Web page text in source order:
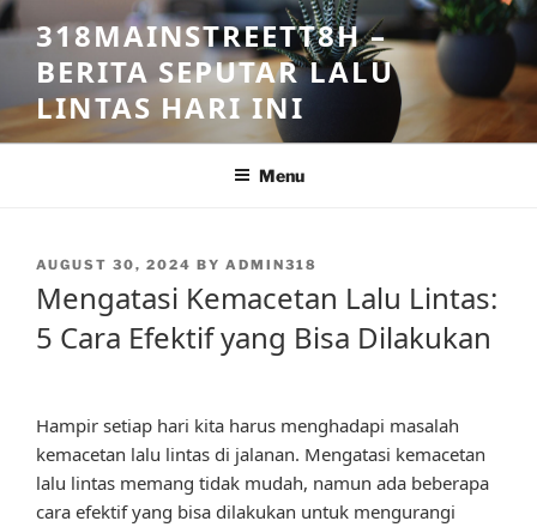
Skip
to
content
318MAINSTREETT8H –
BERITA SEPUTAR LALU
LINTAS HARI INI
Menu
POSTED
AUGUST 30, 2024 BY ADMIN318
Mengatasi Kemacetan Lalu Lintas:
5 Cara Efektif yang Bisa Dilakukan
Hampir setiap hari kita harus menghadapi masalah
kemacetan lalu lintas di jalanan. Mengatasi kemacetan
lalu lintas memang tidak mudah, namun ada beberapa
cara efektif yang bisa dilakukan untuk mengurangi